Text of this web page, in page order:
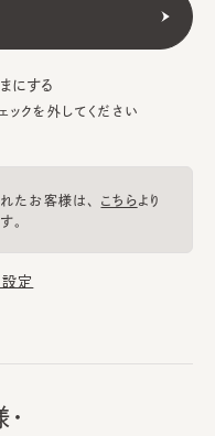
にする
クを外してください
たお客様は、 こちらより
。
定